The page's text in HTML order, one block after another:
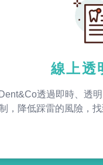
線上透
Dent&Co透過即時、透
，降低踩雷的風險，找